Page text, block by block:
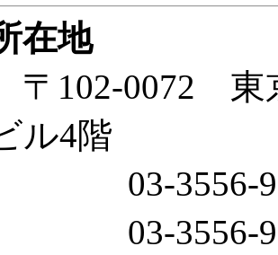
在地
0072 東京
ル4階
03-3556-
03-3556-